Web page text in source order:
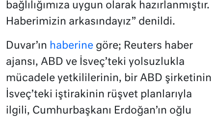
bağlılığımıza uygun olarak hazırlanmıştır.
Haberimizin arkasındayız” denildi.
Duvar’ın haberine göre; Reuters haber
ajansı, ABD ve İsveç’teki yolsuzlukla
mücadele yetkililerinin, bir ABD şirketinin
İsveç’teki iştirakinin rüşvet planlarıyla
ilgili, Cumhurbaşkanı Erdoğan’ın oğlu